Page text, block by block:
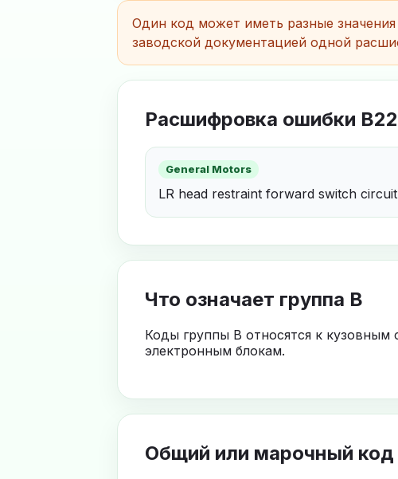
Один код может иметь разные
заводской документацией одной
Расшифровка ошибки
General Motors
LR head restraint forward switch
Что означает группа B
Коды группы B относятся к
электронным блокам.
Общий или марочный код